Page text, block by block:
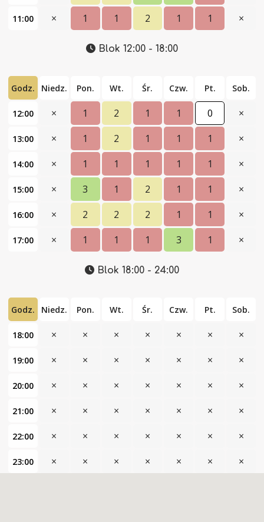
11:00 × 1 1 2 1 1 ×
Blok 12:00 - 18:00
Godz. Niedz. Pon. Wt. Śr. Czw. Pt. Sob.
12:00 × 1 2 1 1 0 ×
13:00 × 1 2 1 1 1 ×
14:00 × 1 1 1 1 1 ×
15:00 × 3 1 2 1 1 ×
16:00 × 2 2 2 1 1 ×
17:00 × 1 1 1 3 1 ×
Blok 18:00 - 24:00
Godz. Niedz. Pon. Wt. Śr. Czw. Pt. Sob.
18:00 × × × × × × ×
19:00 × × × × × × ×
20:00 × × × × × × ×
21:00 × × × × × × ×
22:00 × × × × × × ×
23:00 × × × × × × ×